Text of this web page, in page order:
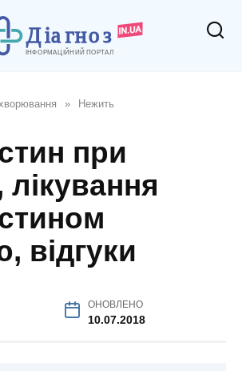
» Нежить
при
лікування
відгуки
ОНОВЛЕНО
10.07.2018